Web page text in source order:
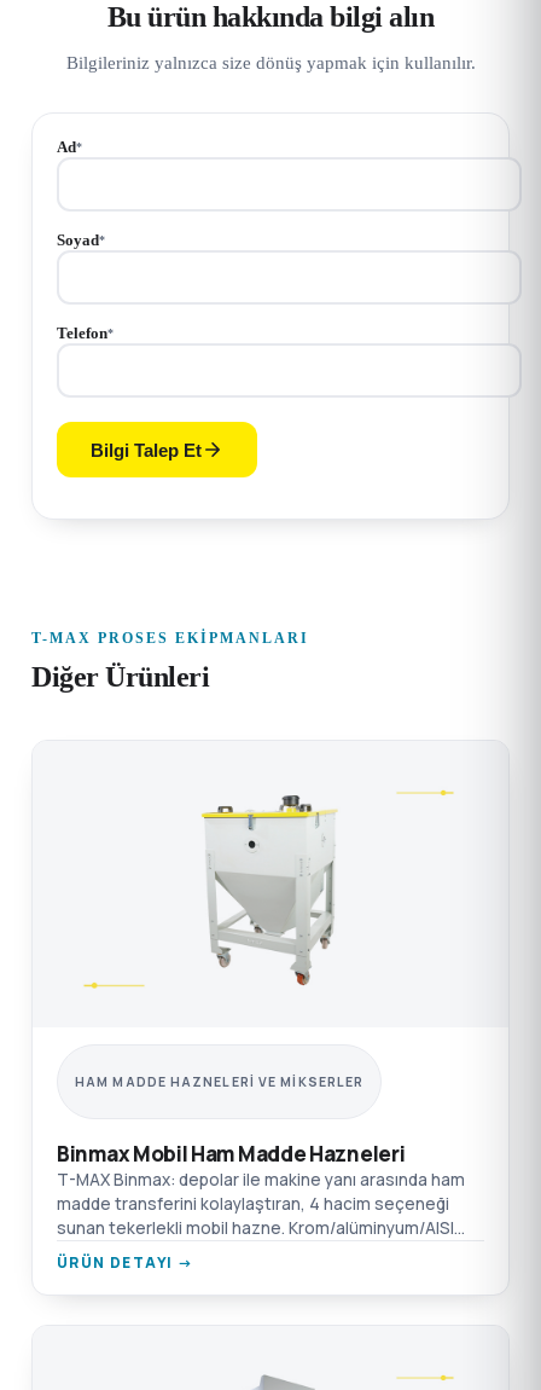
Bu ürün hakkında bilgi alın
Bilgileriniz yalnızca size dönüş yapmak için kullanılır.
Ad*
Soyad*
Telefon*
Bilgi Talep Et
T-MAX PROSES EKIPMANLARI
Diğer Ürünleri
HAM MADDE HAZNELERI VE MIKSERLER
Binmax Mobil Ham Madde Hazneleri
T-MAX Binmax: depolar ile makine yanı arasında ham
madde transferini kolaylaştıran, 4 hacim seçeneği
sunan tekerlekli mobil hazne. Krom/alüminyum/AISI
304 SST seçenekleri.
ÜRÜN DETAYI →